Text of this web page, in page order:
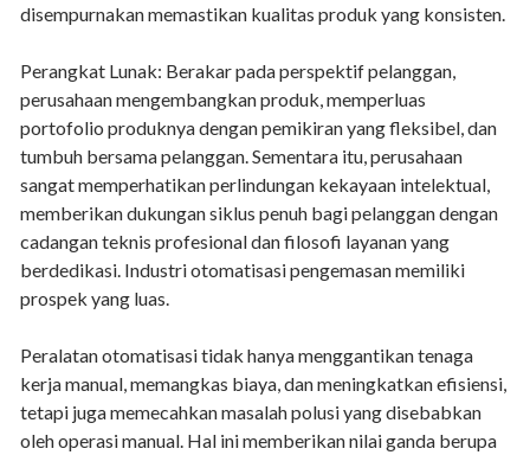
disempurnakan memastikan kualitas produk yang konsisten.
Perangkat Lunak: Berakar pada perspektif pelanggan,
perusahaan mengembangkan produk, memperluas
portofolio produknya dengan pemikiran yang fleksibel, dan
tumbuh bersama pelanggan. Sementara itu, perusahaan
sangat memperhatikan perlindungan kekayaan intelektual,
memberikan dukungan siklus penuh bagi pelanggan dengan
cadangan teknis profesional dan filosofi layanan yang
berdedikasi. Industri otomatisasi pengemasan memiliki
prospek yang luas.
Peralatan otomatisasi tidak hanya menggantikan tenaga
kerja manual, memangkas biaya, dan meningkatkan efisiensi,
tetapi juga memecahkan masalah polusi yang disebabkan
oleh operasi manual. Hal ini memberikan nilai ganda berupa